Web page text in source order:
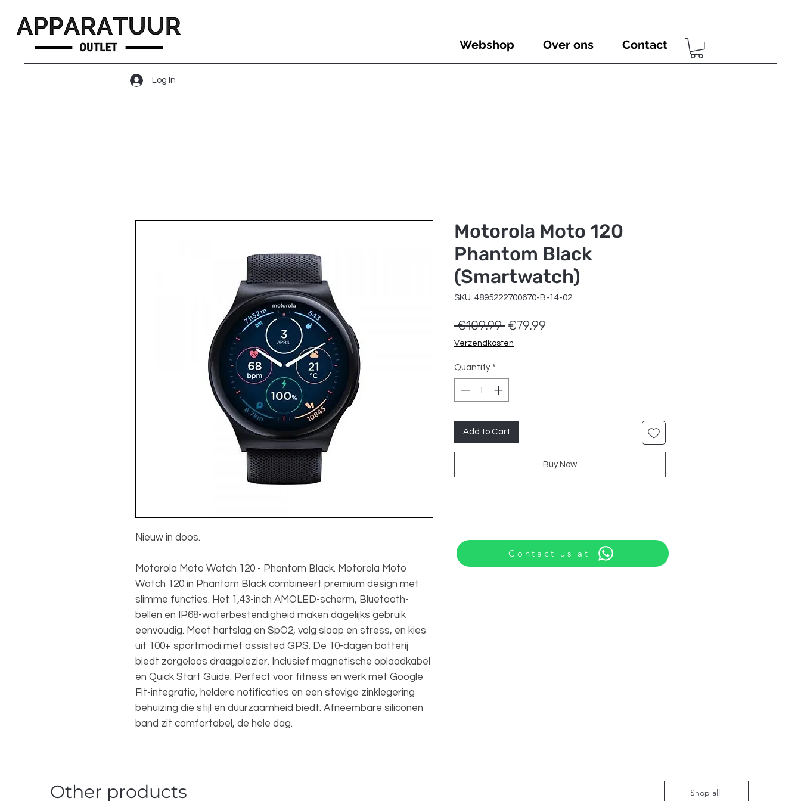
Log In
Webshop Over ons Contact
Nieuw in doos.
Motorola Moto Watch 120 - Phantom Black. Motorola Moto
Watch 120 in Phantom Black combineert premium design met
slimme functies. Het 1,43-inch AMOLED-scherm, Bluetooth-
bellen en IP68-waterbestendigheid maken dagelijks gebruik
eenvoudig. Meet hartslag en SpO2, volg slaap en stress, en kies
uit 100+ sportmodi met assisted GPS. De 10-dagen batterij
biedt zorgeloos draagplezier. Inclusief magnetische oplaadkabel
en Quick Start Guide. Perfect voor fitness en werk met Google
Fit-integratie, heldere notificaties en een stevige zinklegering
behuizing die stijl en duurzaamheid biedt. Afneembare siliconen
band zit comfortabel, de hele dag.
Motorola Moto 120
Phantom Black
(Smartwatch)
SKU: 4895222700670-B-14-02
€109.99 Regular
Price
€79.99
Verzendkosten
Quantity *
Add to Cart
Buy Now
Contact us at
Other products Shop all